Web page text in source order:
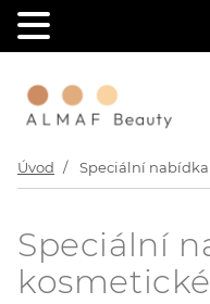
Úvod Speciální
Speciální